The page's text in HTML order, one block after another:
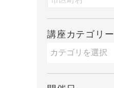
講座カテゴリー